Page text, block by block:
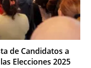
de Candidatos a
Elecciones 2025